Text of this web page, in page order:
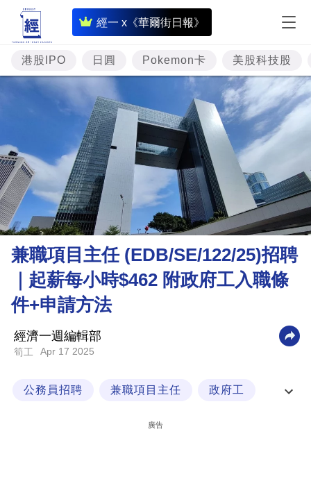
經一 x《華爾街日報》
即
時
財
經
專
題
投
資
樓
市
理
財
商
業
科
技
港股IPO 日圓 Pokemon卡 美股科技股
兼職項目主任 (EDB/SE/122/25)招聘
｜起薪每小時$462 附政府工入職條
件+申請方法
經濟一週編輯部
筍工 Apr 17 2025
公務員招聘 兼職項目主任 政府工
廣告